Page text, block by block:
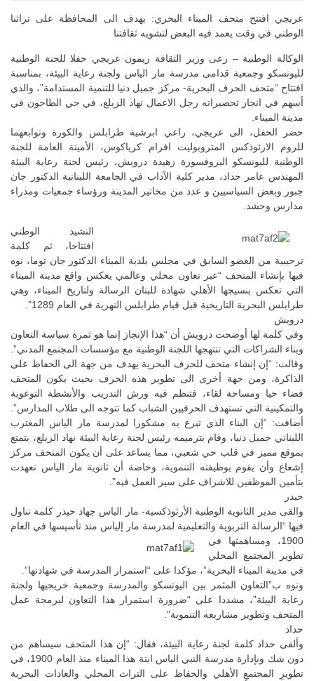
عريجي افتتح متحف الميناء البحري: يهدف الى المحافظة على تراثنا
الوطني في وقت يعمد فيه البعض لتشويه ثقافتنا
الوكالة الوطنية – رعى وزير الثقافة ريمون عريجي حفلا للجنة الوطنية
لليونسكو وجمعية قدامى مدرسة مار الياس ولجنة رعاية البيئة، بمناسبة
افتتاح “متحف الحرف البحرية- مركز جميل دنيا للتنمية المستدامة”، والذي
أسهم في انجاز تحضيراته رجل الاعمال نهاد الزيلع، في حي الطاحون في
مدينة الميناء.
حضر الحفل، الى عريجي، راعي ابرشية طرابلس والكورة وتوابعهما
للروم الارثوذكس المتروبوليت افرام كرياكوس، الأمينة العامة للجنة
الوطنية لليونسكو البروفسورة زهيدة درويش، رئيس لجنة رعاية البيئة
المهندس عامر حداد، مدير كلية الآداب في الجامعة اللبنانية الدكتور جان
جبور وبعض السياسيين و عدد من مخاتير المدينة ورؤساء جمعيات ومدراء
مدارس وحشد.
النشيد الوطني
افتتاحا، ثم كلمة
ترحيبية من العضو السابق في مجلس بلدية الميناء الدكتور جان توما، نوه
فيها بإنشاء المتحف “عبر تعاون محلي وعالمي يعكس واقع مدينة الميناء
التي تعكس بنسيجها الأهلي شهادة للبنان الرسالة ولتاريخ الميناء، وهي
طرابلس البحرية التاريخية قبل قيام طرابلس النهرية في العام 1289”.
درويش
وفي كلمة لها أوضحت درويش أن “هذا الإنجاز إنما هو ثمرة سياسة التعاون
وبناء الشراكات التي تنتهجها اللجنة الوطنية مع مؤسسات المجتمع المدني”.
وقالت: “إن إنشاء متحف للحرف البحرية يهدف من جهة الى الحفاظ على
الذاكرة، ومن جهة أخرى الى تطوير هذه الحرف بحيث يكون المتحف
فضاء حيا ومساحة لقاء، فتنظم فيه ورش التدريب والأنشطة التوعوية
والتمكينية التي تستهدف الحرفيين الشباب كما تتوجه الى طلاب المدارس”.
أضافت: “إن البناء الذي تبرع به مشكورا لمدرسة مار الياس المغترب
اللبناني جميل دنيا، وقام بترميمه رئيس لجنة رعاية البيئة نهاد الزيلع، يتمتع
بموقع مميز في قلب حي شعبي، مما يساعد على أن يكون المتحف مركز
إشعاع وأن يقوم بوظيفته التنموية، وخاصة أن ثانوية مار الياس تعهدت
بتأمين الموظفين للاشراف على سير العمل فيه”.
حيدر
والقى مدير الثانوية الوطنية الأرثوذكسية- مار الياس جهاد حيدر كلمة تناول
فيها “الرسالة التربوية والتعليمية لمدرسة مار إلياس منذ تأسيسها في العام
1900، ومساهمتها
في
تطوير المجتمع المحلي
في مدينة الميناء البحرية”، مؤكدا على “استمرار المدرسة في شهادتها”.
ونوه ب”التعاون المثمر بين اليونسكو والمدرسة وجمعية خريجيها ولجنة
رعاية البيئة”، مشددا على “ضرورة استمرار هذا التعاون لبرمجة عمل
المتحف وتطوير مشاريعه التنموية”.
حداد
وألقى حداد كلمة لجنة رعاية البيئة، فقال: “إن هذا المتحف سيساهم من
دون شك وبإدارة مدرسة النبي الياس ابنة هذا الميناء منذ العام 1900، في
تطويرِ المجتمعِ الأهلي والحفاظ على التراث المحلي والعادات البحرية